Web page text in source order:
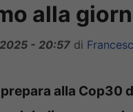
alla
- 20:57 di
alla Cop30